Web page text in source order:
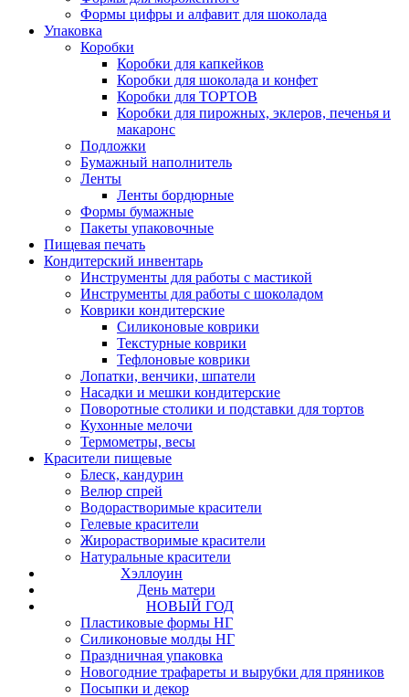
Формы цифры и алфавит для шоколада
Упаковка
Коробки
Коробки для капкейков
Коробки для шоколада и конфет
Коробки для ТОРТОВ
Коробки для пирожных, эклеров, печенья и
макаронс
Подложки
Бумажный наполнитель
Ленты
Ленты бордюрные
Формы бумажные
Пакеты упаковочные
Пищевая печать
Кондитерский инвентарь
Инструменты для работы с мастикой
Инструменты для работы с шоколадом
Коврики кондитерские
Силиконовые коврики
Текстурные коврики
Тефлоновые коврики
Лопатки, венчики, шпатели
Насадки и мешки кондитерские
Поворотные столики и подставки для тортов
Кухонные мелочи
Термометры, весы
Красители пищевые
Блеск, кандурин
Велюр спрей
Водорастворимые красители
Гелевые красители
Жирорастворимые красители
Натуральные красители
Хэллоуин
День матери
НОВЫЙ ГОД
Пластиковые формы НГ
Силиконовые молды НГ
Праздничная упаковка
Новогодние трафареты и вырубки для пряников
Посыпки и декор